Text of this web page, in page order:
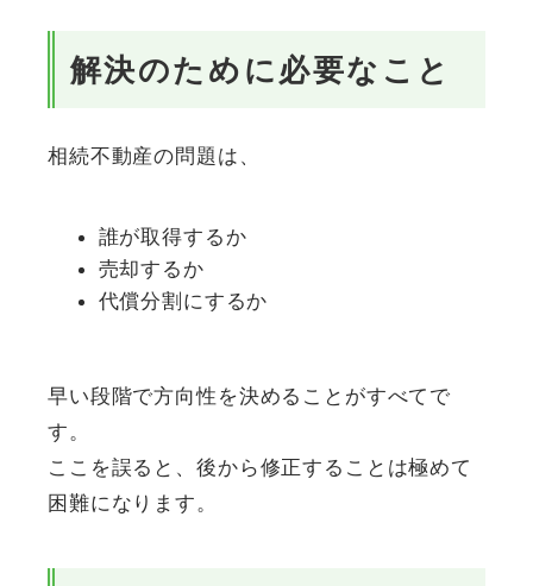
解決のために必要なこと
相続不動産の問題は、
誰が取得するか
売却するか
代償分割にするか
早い段階で方向性を決めることがすべてで
す。
ここを誤ると、後から修正することは極めて
困難になります。